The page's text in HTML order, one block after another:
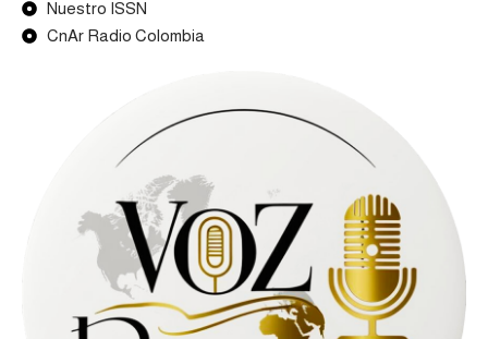
Nuestro ISSN
CnAr Radio Colombia